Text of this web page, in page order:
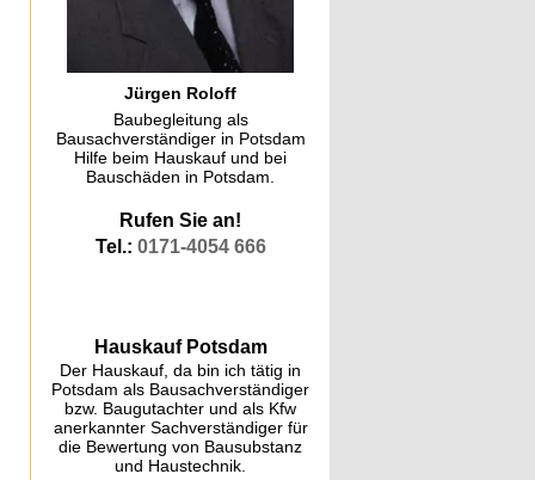
Jürgen Roloff
Baubegleitung als
Bausachverständiger in Potsdam
Hilfe beim Hauskauf und bei
Bauschäden in Potsdam.
Rufen Sie an!
Tel.: 0171-4054 666
Hauskauf Potsdam
Der Hauskauf, da bin ich tätig in
Potsdam als Bausachverständiger
bzw. Baugutachter und als Kfw
anerkannter Sachverständiger für
die Bewertung von Bausubstanz
und Haustechnik.